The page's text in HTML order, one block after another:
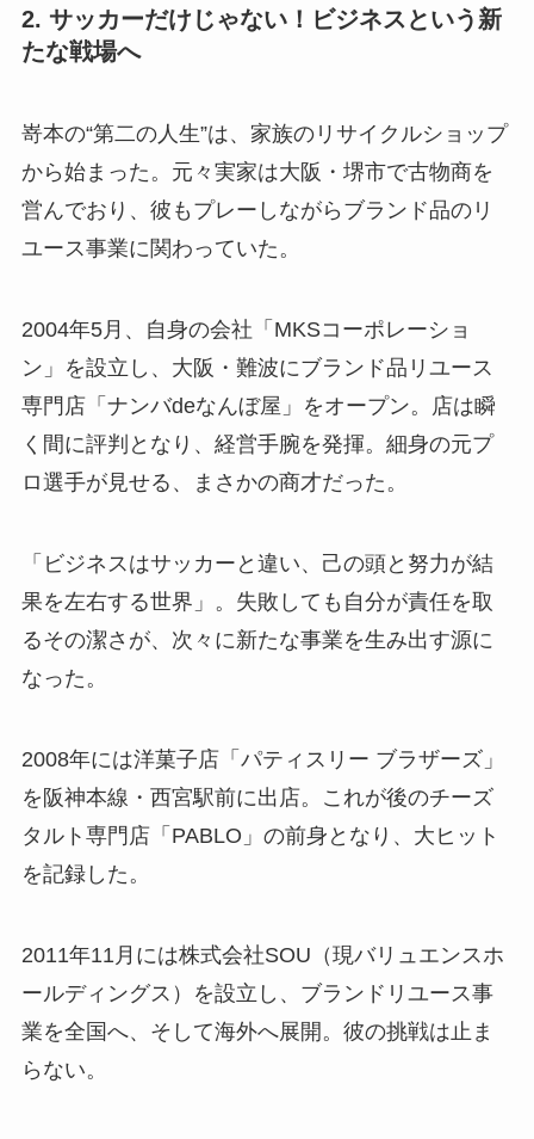
2. サッカーだけじゃない！ビジネスという新
たな戦場へ
嵜本の“第二の人生”は、家族のリサイクルショップ
から始まった。元々実家は大阪・堺市で古物商を
営んでおり、彼もプレーしながらブランド品のリ
ユース事業に関わっていた。
2004年5月、自身の会社「MKSコーポレーショ
ン」を設立し、大阪・難波にブランド品リユース
専門店「ナンバdeなんぼ屋」をオープン。店は瞬
く間に評判となり、経営手腕を発揮。細身の元プ
ロ選手が見せる、まさかの商才だった。
「ビジネスはサッカーと違い、己の頭と努力が結
果を左右する世界」。失敗しても自分が責任を取
るその潔さが、次々に新たな事業を生み出す源に
なった。
2008年には洋菓子店「パティスリー ブラザーズ」
を阪神本線・西宮駅前に出店。これが後のチーズ
タルト専門店「PABLO」の前身となり、大ヒット
を記録した。
2011年11月には株式会社SOU（現バリュエンスホ
ールディングス）を設立し、ブランドリユース事
業を全国へ、そして海外へ展開。彼の挑戦は止ま
らない。